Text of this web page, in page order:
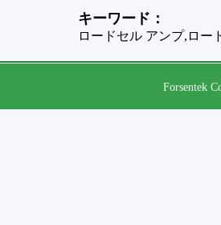
キーワード：
ロードセル アンプ,ロー
Forsentek